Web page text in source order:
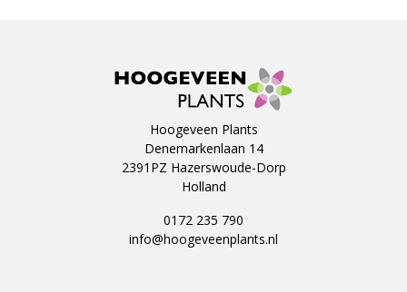
Hoogeveen Plants
Denemarkenlaan 14
2391PZ Hazerswoude-Dorp
Holland
0172 235 790
info@hoogeveenplants.nl